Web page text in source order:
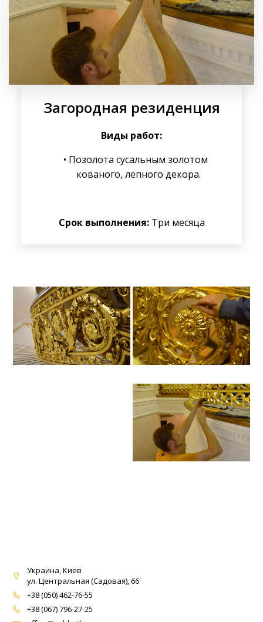
Загородная резиденция
Виды работ:
Позолота сусальным золотом
кованого, лепного декора.
Срок выполнения:Три месяца
Украина, Киев
ул. Центральная (Садовая), 66
+38 (050) 462-76-55
+38 (067) 796-27-25